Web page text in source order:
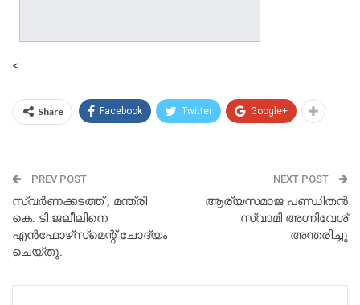
<
Share Facebook Twitter Google+
PREV POST
സ്വര്‍ണക്കടത്ത് , മന്ത്രി
കെ. ടി ജലീലിനെ
എന്‍ഫോഴ്‌സ്‌മെന്റ് ചോദ്യം
ചെയ്തു.
NEXT POST
ആര്യസമാജ പണ്ഡിതന്‍
സ്വാമി അഗ്നിവേശ്
അന്തരിച്ചു